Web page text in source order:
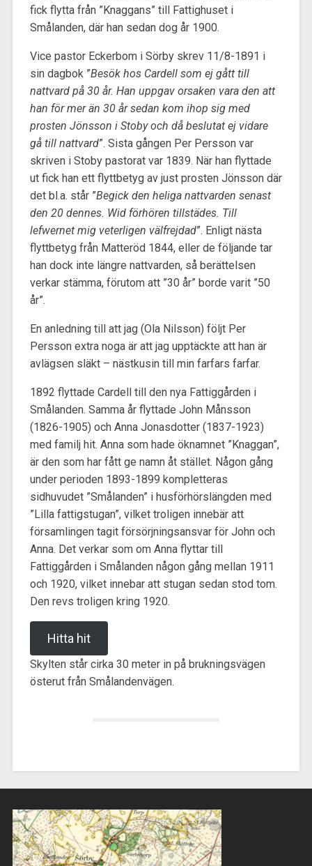
fick flytta från ”Knaggans” till Fattighuset i
Smålanden, där han sedan dog år 1900.
Vice pastor Eckerbom i Sörby skrev 11/8-1891 i
sin dagbok ”Besök hos Cardell som ej gått till
nattvard på 30 år. Han uppgav orsaken vara den att
han för mer än 30 år sedan kom ihop sig med
prosten Jönsson i Stoby och då beslutat ej vidare
gå till nattvard”. Sista gången Per Persson var
skriven i Stoby pastorat var 1839. När han flyttade
ut fick han ett flyttbetyg av just prosten Jönsson där
det bl.a. står ”Begick den heliga nattvarden senast
den 20 dennes. Wid förhören tillstädes. Till
lefwernet mig veterligen välfrejdad”. Enligt nästa
flyttbetyg från Matteröd 1844, eller de följande tar
han dock inte längre nattvarden, så berättelsen
verkar stämma, förutom att ”30 år” borde varit ”50
år”.
En anledning till att jag (Ola Nilsson) följt Per
Persson extra noga är att jag upptäckte att han är
avlägsen släkt – nästkusin till min farfars farfar.
1892 flyttade Cardell till den nya Fattiggården i
Smålanden. Samma år flyttade John Månsson
(1826-1905) och Anna Jonasdotter (1837-1923)
med familj hit. Anna som hade öknamnet ”Knaggan”,
är den som har fått ge namn åt stället. Någon gång
under perioden 1893-1899 kompletteras
sidhuvudet ”Smålanden” i husförhörslängden med
”Lilla fattigstugan”, vilket troligen innebär att
församlingen tagit försörjningsansvar för John och
Anna. Det verkar som om Anna flyttar till
Fattiggården i Smålanden någon gång mellan 1911
och 1920, vilket innebar att stugan sedan stod tom.
Den revs troligen kring 1920.
Hitta hit
Skylten står cirka 30 meter in på brukningsvägen
österut från Smålandenvägen.